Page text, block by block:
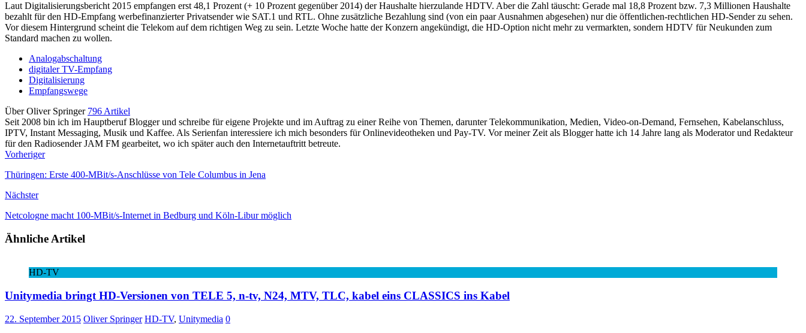
Laut Digitalisierungsbericht 2015 empfangen erst 48,1 Prozent (+ 10 Prozent gegenüber 2014) der Haushalte hierzulande HDTV. Aber die Zahl täuscht: Gerade mal 18,8 Prozent bzw. 7,3 Millionen Haushalte
bezahlt für den HD-Empfang werbefinanzierter Privatsender wie SAT.1 und RTL. Ohne zusätzliche Bezahlung sind (von ein paar Ausnahmen abgesehen) nur die öffentlichen-rechtlichen HD-Sender zu sehen.
Vor diesem Hintergrund scheint die Telekom auf dem richtigen Weg zu sein. Letzte Woche hatte der Konzern angekündigt, die HD-Option nicht mehr zu vermarkten, sondern HDTV für Neukunden zum
Standard machen zu wollen.
Analogabschaltung
digitaler TV-Empfang
Digitalisierung
Empfangswege
Über Oliver Springer 796 Artikel
Seit 2008 bin ich im Hauptberuf Blogger und schreibe für eigene Projekte und im Auftrag zu einer Reihe von Themen, darunter Telekommunikation, Medien, Video-on-Demand, Fernsehen, Kabelanschluss,
IPTV, Instant Messaging, Musik und Kaffee. Als Serienfan interessiere ich mich besonders für Onlinevideotheken und Pay-TV. Vor meiner Zeit als Blogger hatte ich 14 Jahre lang als Moderator und Redakteur
für den Radiosender JAM FM gearbeitet, wo ich später auch den Internetauftritt betreute.
Vorheriger
Thüringen: Erste 400-MBit/s-Anschlüsse von Tele Columbus in Jena
Nächster
Netcologne macht 100-MBit/s-Internet in Bedburg und Köln-Libur möglich
Ähnliche Artikel
HD-TV
Unitymedia bringt HD-Versionen von TELE 5, n-tv, N24, MTV, TLC, kabel eins CLASSICS ins Kabel
22. September 2015 Oliver Springer HD-TV, Unitymedia 0